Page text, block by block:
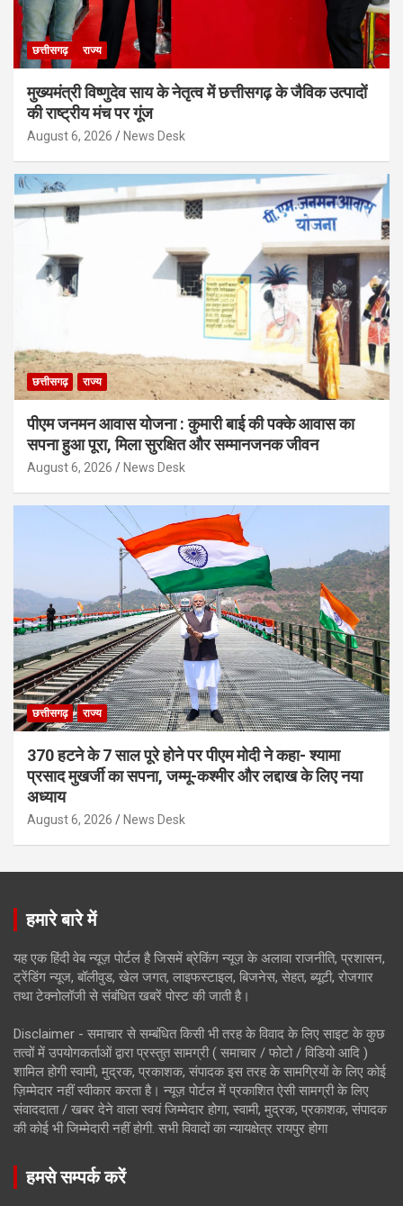
छत्तीसगढ़ राज्य
मुख्यमंत्री विष्णुदेव साय के नेतृत्व में छत्तीसगढ़ के जैविक उत्पादों
की राष्ट्रीय मंच पर गूंज
August 6, 2026 News Desk
छत्तीसगढ़ राज्य
पीएम जनमन आवास योजना : कुमारी बाई की पक्के आवास का
सपना हुआ पूरा, मिला सुरक्षित और सम्मानजनक जीवन
August 6, 2026 News Desk
छत्तीसगढ़ राज्य
370 हटने के 7 साल पूरे होने पर पीएम मोदी ने कहा- श्यामा
प्रसाद मुखर्जी का सपना, जम्मू-कश्मीर और लद्दाख के लिए नया
अध्याय
August 6, 2026 News Desk
हमारे बारे में
यह एक हिंदी वेब न्यूज़ पोर्टल है जिसमें ब्रेकिंग न्यूज़ के अलावा राजनीति, प्रशासन,
ट्रेंडिंग न्यूज, बॉलीवुड, खेल जगत, लाइफस्टाइल, बिजनेस, सेहत, ब्यूटी, रोजगार
तथा टेक्नोलॉजी से संबंधित खबरें पोस्ट की जाती है।
Disclaimer - समाचार से सम्बंधित किसी भी तरह के विवाद के लिए साइट के कुछ
तत्वों में उपयोगकर्ताओं द्वारा प्रस्तुत सामग्री ( समाचार / फोटो / विडियो आदि )
शामिल होगी स्वामी, मुद्रक, प्रकाशक, संपादक इस तरह के सामग्रियों के लिए कोई
ज़िम्मेदार नहीं स्वीकार करता है। न्यूज़ पोर्टल में प्रकाशित ऐसी सामग्री के लिए
संवाददाता / खबर देने वाला स्वयं जिम्मेदार होगा, स्वामी, मुद्रक, प्रकाशक, संपादक
की कोई भी जिम्मेदारी नहीं होगी. सभी विवादों का न्यायक्षेत्र रायपुर होगा
हमसे सम्पर्क करें